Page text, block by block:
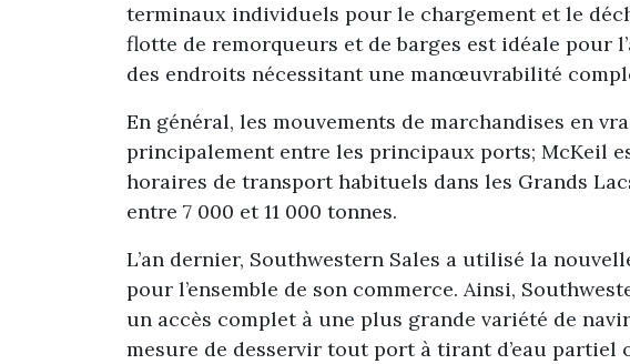
terminaux individuels pour le chargement et le
flotte de remorqueurs et de barges est idéale pour
des endroits nécessitant une manœuvrabilité
En général, les mouvements de marchandises en
principalement entre les principaux ports; McKeil
horaires de transport habituels dans les Grands
entre 7 000 et 11 000 tonnes.
L’an dernier, Southwestern Sales a utilisé la
pour l’ensemble de son commerce. Ainsi,
un accès complet à une plus grande variété de
mesure de desservir tout port à tirant d’eau partiel